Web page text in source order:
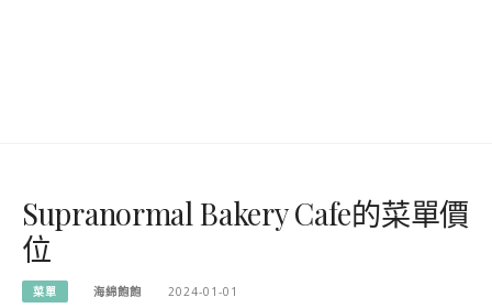
Supranormal Bakery Cafe的菜單價
位
菜單 海綿飽飽 2024-01-01